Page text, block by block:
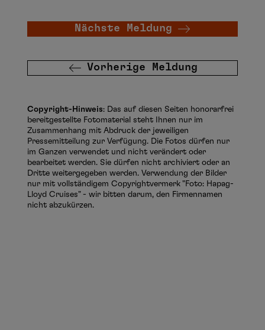
Vorherige Meldung
Nächste Meldung
Copyright-Hinweis: Das auf diesen Seiten honorarfrei
bereitgestellte Fotomaterial steht Ihnen nur im
Zusammenhang mit Abdruck der jeweiligen
Pressemitteilung zur Verfügung. Die Fotos dürfen nur
im Ganzen verwendet und nicht verändert oder
bearbeitet werden. Sie dürfen nicht archiviert oder an
Dritte weitergegeben werden. Verwendung der Bilder
nur mit vollständigem Copyrightvermerk "Foto: Hapag-
Lloyd Cruises" - wir bitten darum, den Firmennamen
nicht abzukürzen.